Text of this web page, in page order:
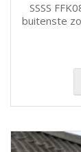
SSSS
buitenste